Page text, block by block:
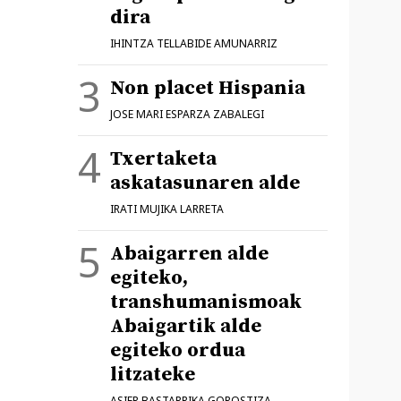
dira
IHINTZA TELLABIDE AMUNARRIZ
Non placet Hispania
JOSE MARI ESPARZA ZABALEGI
Txertaketa
askatasunaren alde
IRATI MUJIKA LARRETA
Abaigarren alde
egiteko,
transhumanismoak
Abaigartik alde
egiteko ordua
litzateke